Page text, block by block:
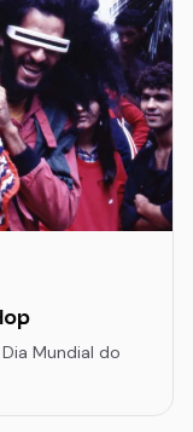
Mundial do